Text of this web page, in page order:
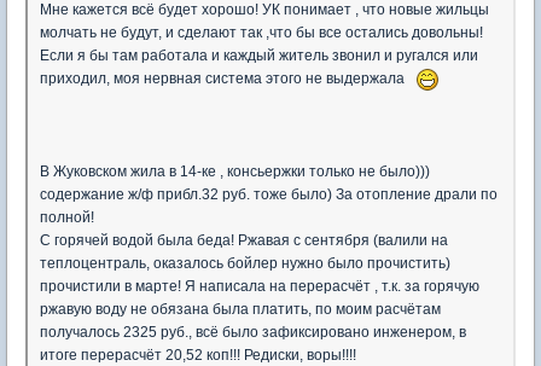
Мне кажется всё будет хорошо! УК понимает , что новые жильцы
молчать не будут, и сделают так ,что бы все остались довольны!
Если я бы там работала и каждый житель звонил и ругался или
приходил, моя нервная система этого не выдержала
В Жуковском жила в 14-ке , консьержки только не было)))
содержание ж/ф прибл.32 руб. тоже было) За отопление драли по
полной!
С горячей водой была беда! Ржавая с сентября (валили на
теплоцентраль, оказалось бойлер нужно было прочистить)
прочистили в марте! Я написала на перерасчёт , т.к. за горячую
ржавую воду не обязана была платить, по моим расчётам
получалось 2325 руб., всё было зафиксировано инженером, в
итоге перерасчёт 20,52 коп!!! Редиски, воры!!!!